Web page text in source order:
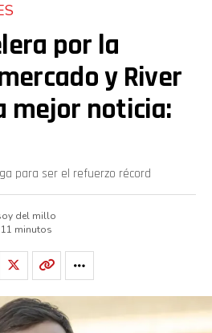
por la
y River
mejor noticia:
para ser el refuerzo récord
del millo
11 minutos